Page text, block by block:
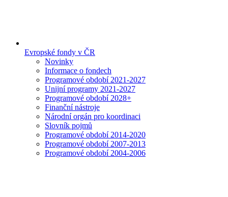
Evropské fondy v ČR
Novinky
Informace o fondech
Programové období 2021-2027
Unijní programy 2021-2027
Programové období 2028+
Finanční nástroje
Národní orgán pro koordinaci
Slovník pojmů
Programové období 2014-2020
Programové období 2007-2013
Programové období 2004-2006